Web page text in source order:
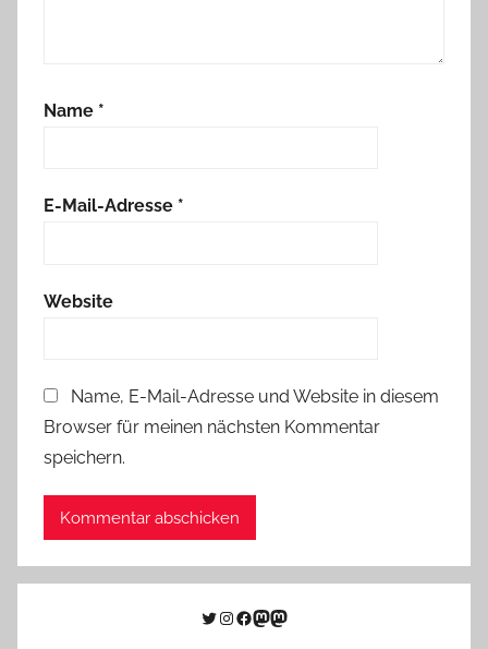
Name *
E-Mail-Adresse *
Website
Name, E-Mail-Adresse und Website in diesem
Browser für meinen nächsten Kommentar
speichern.
Twitter
Instagram
Facebook
Link zu Mastodon
Mastodon